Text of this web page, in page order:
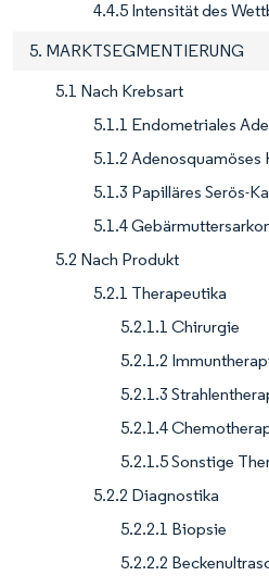
4.4.5 Intensität des
5. MARKTSEGMENTIERUNG
5.1 Nach Krebsart
5.1.1 Endometriales
5.1.2 Adenosquamöses
5.1.3 Papilläres Serös-
5.1.4
5.2 Nach Produkt
5.2.1 Therapeutika
5.2.1.1 Chirurgie
5.2.1.2
5.2.1.3
5.2.1.4
5.2.1.5 Sonstige
5.2.2 Diagnostika
5.2.2.1 Biopsie
5.2.2.2